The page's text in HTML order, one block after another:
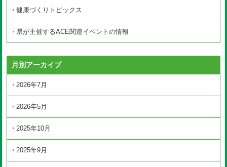
健康づくりトピックス
県が主催するACE関連イベントの情報
月別アーカイブ
2026年7月
2026年5月
2025年10月
2025年9月